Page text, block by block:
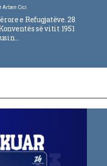
Arben Cici
e Refugjatëve. 28
së vitit 1951